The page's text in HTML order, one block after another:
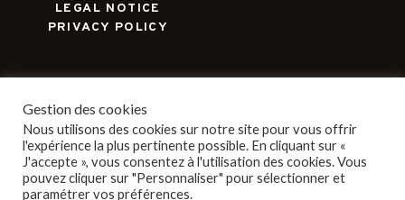
LEGAL NOTICE
PRIVACY POLICY
BECOME A CLUB MEMBER :
Gestion des cookies
Nous utilisons des cookies sur notre site pour vous offrir
l'expérience la plus pertinente possible. En cliquant sur «
J'accepte », vous consentez à l'utilisation des cookies. Vous
pouvez cliquer sur "Personnaliser" pour sélectionner et
paramétrer vos préférences.